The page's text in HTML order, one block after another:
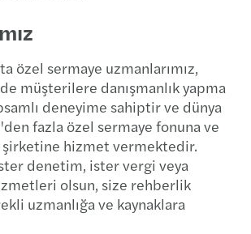
özel sermaye uzmanlarımız,
müşterilere danışmanlık yapma
deneyime sahiptir ve dünya
fazla özel sermaye fonuna ve
hizmet vermektedir.
denetim, ister vergi veya
olsun, size rehberlik
uzmanlığa ve kaynaklara